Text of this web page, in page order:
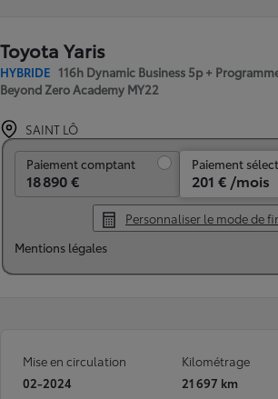
Toyota Yaris
HYBRIDE 116h Dynamic Business 5p +
Beyond Zero Academy MY22
SAINT LÔ
Paiement comptant
18 890 €
Paiement
201 € /mois
Personnaliser le mode de
Mentions légales
Mise en circulation
02-2024
Kilométrage
21 697 km